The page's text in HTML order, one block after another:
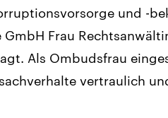
und -
Frau
Als Ombudsfrau
vertraulich